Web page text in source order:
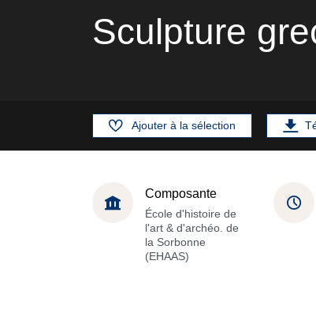
Sculpture
Ajouter à la sélection
Composante
École d'histoire de
l'art & d'archéo. de
la Sorbonne
(EHAAS)